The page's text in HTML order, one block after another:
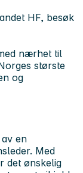
HF, besøk
nærhet til
største
og
en
Med
det ønskelig